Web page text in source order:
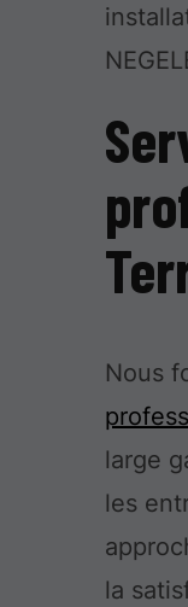
Nous
large
les
la